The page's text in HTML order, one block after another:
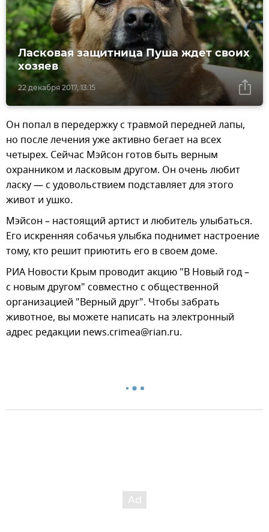
22 декабря 2017, 13:15
Ласковая защитница Пуша ждет своих
хозяев
Он попал в передержку с травмой передней лапы,
но после лечения уже активно бегает на всех
четырех. Сейчас Мэйсон готов быть верным
охранником и ласковым другом. Он очень любит
ласку — с удовольствием подставляет для этого
живот и ушко.
Мэйсон – настоящий артист и любитель улыбаться.
Его искренняя собачья улыбка поднимет настроение
тому, кто решит приютить его в своем доме.
РИА Новости Крым проводит акцию "В Новый год –
с новым другом" совместно с общественной
организацией "Верный друг". Чтобы забрать
животное, вы можете написать на электронный
адрес редакции news.crimea@rian.ru.